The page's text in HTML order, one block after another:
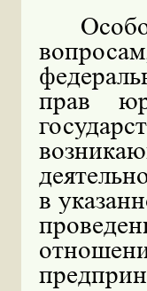
прав
в